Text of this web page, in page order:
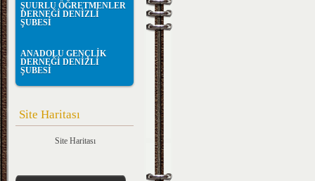
ŞUURLU ÖĞRETMENLER
DERNEĞİ DENİZLİ
ŞUBESİ
ANADOLU GENÇLİK
DERNEĞİ DENİZLİ
ŞUBESİ
Site Haritası
Site Haritası